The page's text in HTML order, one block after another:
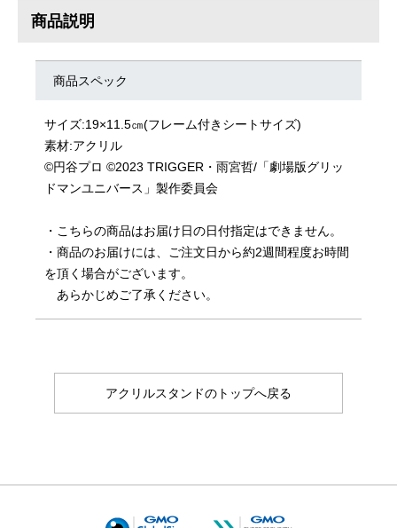
商品説明
商品スペック
サイズ:19×11.5㎝(フレーム付きシートサイズ)
素材:アクリル
©円谷プロ ©2023 TRIGGER・雨宮哲/「劇場版グリッ
ドマンユニバース」製作委員会
・こちらの商品はお届け日の日付指定はできません。
・商品のお届けには、ご注文日から約2週間程度お時間
を頂く場合がございます。
あらかじめご了承ください。
アクリルスタンドのトップへ戻る